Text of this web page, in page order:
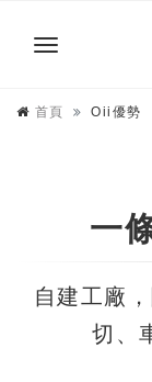
首頁 Oii優勢
一
自建工廠
切、